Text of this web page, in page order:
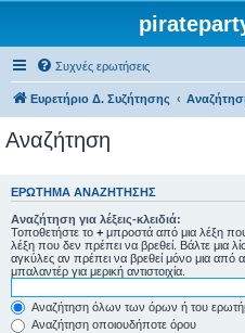
Συχνές ερωτήσεις
Ευρετήριο Δ. Συζήτησης
Αναζήτηση
ΕΡΏΤΗΜΑ ΑΝΑΖΉΤΗΣΗΣ
Αναζήτηση για λέξεις-κλειδιά:
Τοποθετήστε το + μπροστά από μια λέξη
λέξη που δεν πρέπει να βρεθεί. Βάλτε μια
αγκύλες αν πρέπει να βρεθεί μόνο μια από
μπαλαντέρ για μερική αντιστοιχία.
Αναζήτηση όλων των όρων ή του
Αναζήτηση οποιουδήποτε όρου